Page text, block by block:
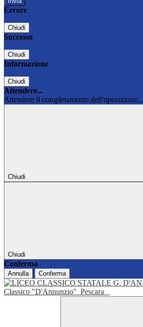
Errore
Chiudi
Successo
Chiudi
Informazione
Chiudi
Attendere...
Attendere il completamento dell'operazione...
Chiudi
Chiudi
Conferma
Annulla Conferma
Classico "D'Annunzio" Pescara